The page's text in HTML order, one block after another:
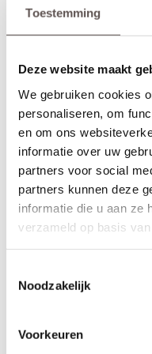
Toestemming
Deze website maakt
We gebruiken cookies
personaliseren, om
en om ons
informatie over uw
partners voor social
partners kunnen deze
informatie die u aan ze
verzameld op basis
Noodzakelijk
Voorkeuren
*Sleutelbediende 3-
aan de buitenkant en een
netjes afgewerkt met
gemonteerd. (exclusief
*Krukbediende 3-
Te gebruiken voor
deurkruk . Dit type
balkondeuren. De
en de driepuntsluiting
deurkruk)
Voordeuren worden
beweging en voorkomt
cm hoog? Gebruik dan